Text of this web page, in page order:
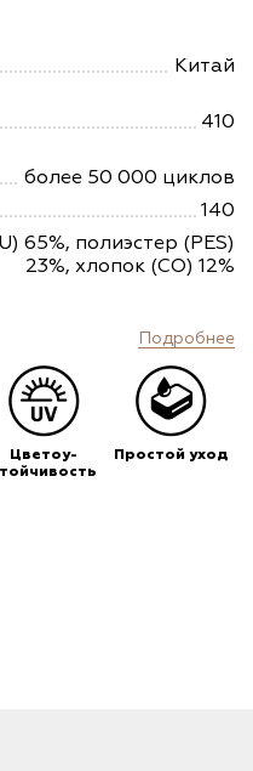
Китай
410
более 50 000 циклов
140
65%, полиэстер (PES)
23%, хлопок (CO) 12%
Подробнее
Цветоу-
Простой уход